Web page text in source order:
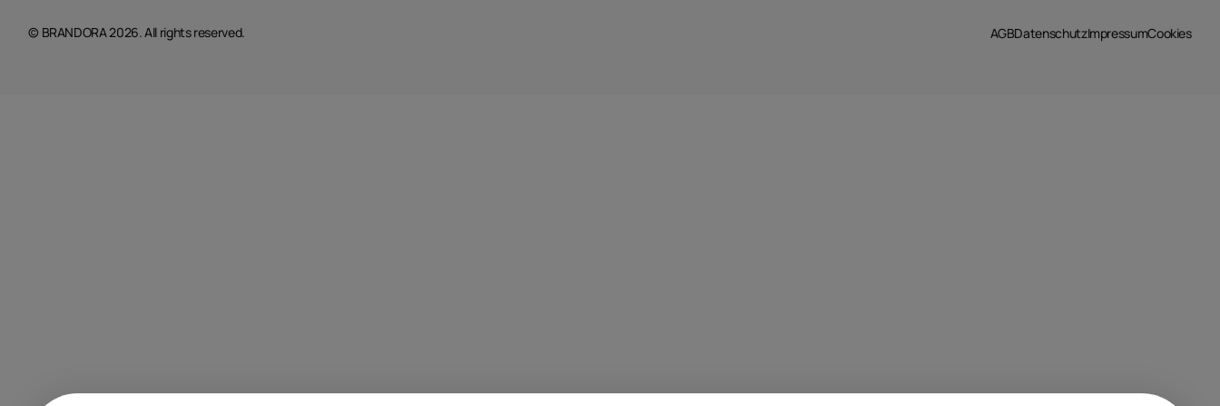
© BRANDORA 2026. All rights reserved. AGBDatenschutzImpressumCookies